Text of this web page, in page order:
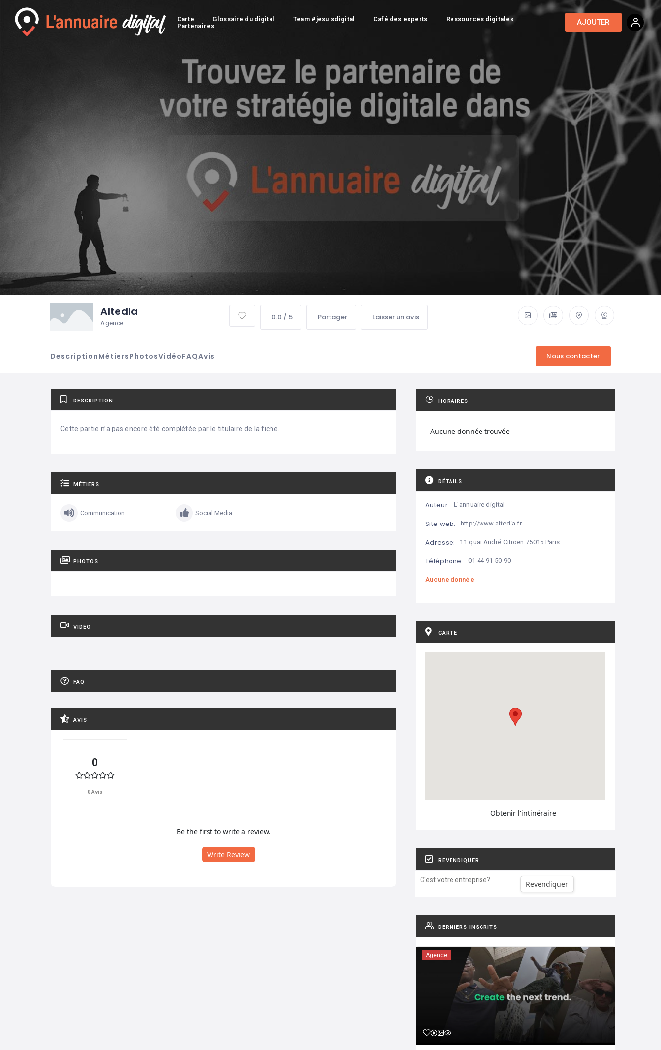
Carte Glossaire du digital Team #jesuisdigital Café des experts
Ressources digitales
Partenaires
AJOUTER
Altedia
Agence
0.0 / 5 Partager Laisser un avis
DescriptionMétiersPhotosVidéoFAQAvis
DESCRIPTION
Cette partie n’a pas encore été complétée par le titulaire de la fiche.
MÉTIERS
Communication Social Media
PHOTOS
VIDÉO
FAQ
AVIS
0
0 Avis
Be the first to write a review.
Write Review
HORAIRES
Aucune donnée trouvée
DÉTAILS
Auteur: L'annuaire digital
Site web: http://www.altedia.fr
Adresse: 11 quai André Citroën 75015 Paris
Téléphone: 01 44 91 50 90
Aucune donnée
CARTE
Obtenir l'intinéraire
REVENDIQUER
C'est votre entreprise? Revendiquer
DERNIERS INSCRITS
Agence